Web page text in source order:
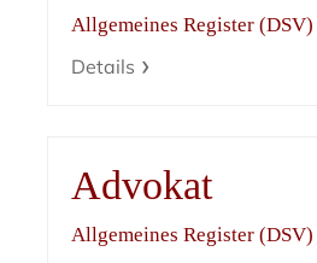
Allgemeines Register (DSV)
Details
Advokat
Allgemeines Register (DSV)